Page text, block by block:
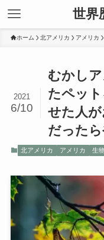
世界
ホーム 北アメリカ アメリカ
むかし
たペッ
せた人
だった
2021
6/10
北アメリカ アメリカ 生物